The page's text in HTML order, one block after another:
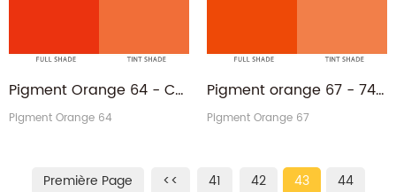
Pigment Orange 64 - Chine Fabricant de benzimidazolone PO64 rougeâtre
Pigment Orange 64
Pigment orange 67 - 74336-59-7 PO67 pigment orange pyrazoquinone HO
Pigment Orange 67
Première Page << 41 42 43
44